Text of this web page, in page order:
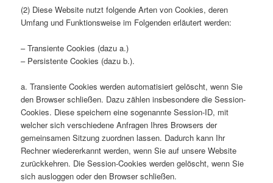
(2) Diese Website nutzt folgende Arten von Cookies, deren
Umfang und Funktionsweise im Folgenden erläutert werden:
– Transiente Cookies (dazu a.)
– Persistente Cookies (dazu b.).
a. Transiente Cookies werden automatisiert gelöscht, wenn Sie
den Browser schließen. Dazu zählen insbesondere die Session-
Cookies. Diese speichern eine sogenannte Session-ID, mit
welcher sich verschiedene Anfragen Ihres Browsers der
gemeinsamen Sitzung zuordnen lassen. Dadurch kann Ihr
Rechner wiedererkannt werden, wenn Sie auf unsere Website
zurückkehren. Die Session-Cookies werden gelöscht, wenn Sie
sich ausloggen oder den Browser schließen.